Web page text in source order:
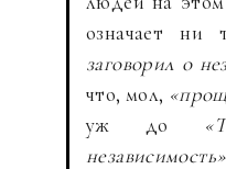
означает ни
заговорил о
что, мол,
уж до
независимость»